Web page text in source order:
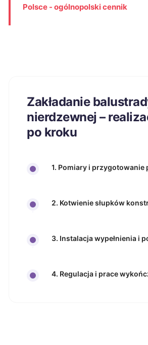
Polsce - ogólnopolski cennik
Zakładanie
nierdzewnej –
po kroku
1. Pomiary i przygotowanie
2. Kotwienie słupków
3. Instalacja wypełnienia i
4. Regulacja i prace